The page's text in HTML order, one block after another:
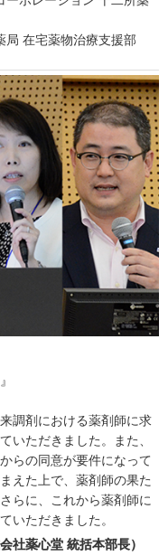
在宅薬物治療支援部
調剤における薬剤師に求
いただきました。また、
らの同意が要件になって
えた上で、薬剤師の果た
らに、これから薬剤師に
いただきました。
社薬心堂 統括本部長）